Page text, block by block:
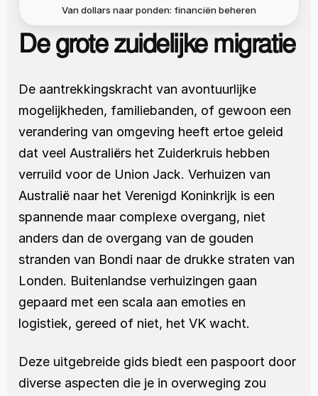
Van dollars naar ponden: financiën beheren
De grote zuidelijke migratie
De aantrekkingskracht van avontuurlijke
mogelijkheden, familiebanden, of gewoon een
verandering van omgeving heeft ertoe geleid
dat veel Australiërs het Zuiderkruis hebben
verruild voor de Union Jack. Verhuizen van
Australië naar het Verenigd Koninkrijk is een
spannende maar complexe overgang, niet
anders dan de overgang van de gouden
stranden van Bondi naar de drukke straten van
Londen. Buitenlandse verhuizingen gaan
gepaard met een scala aan emoties en
logistiek, gereed of niet, het VK wacht.
Deze uitgebreide gids biedt een paspoort door
diverse aspecten die je in overweging zou